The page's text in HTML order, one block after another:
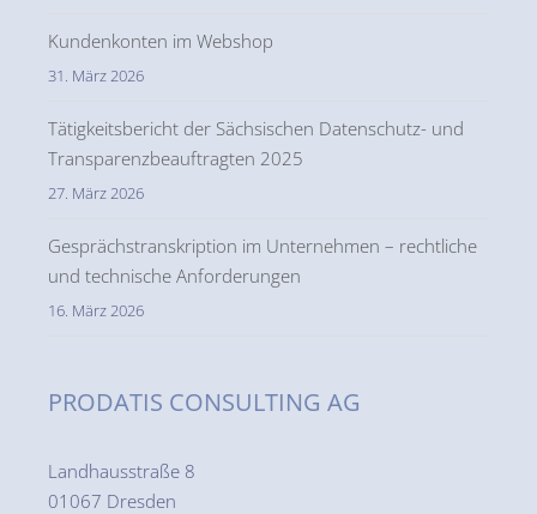
Kundenkonten im Webshop
31. März 2026
Tätigkeitsbericht der Sächsischen Datenschutz- und
Transparenzbeauftragten 2025
27. März 2026
Gesprächstranskription im Unternehmen – rechtliche
und technische Anforderungen
16. März 2026
PRODATIS CONSULTING AG
Landhausstraße 8
01067 Dresden